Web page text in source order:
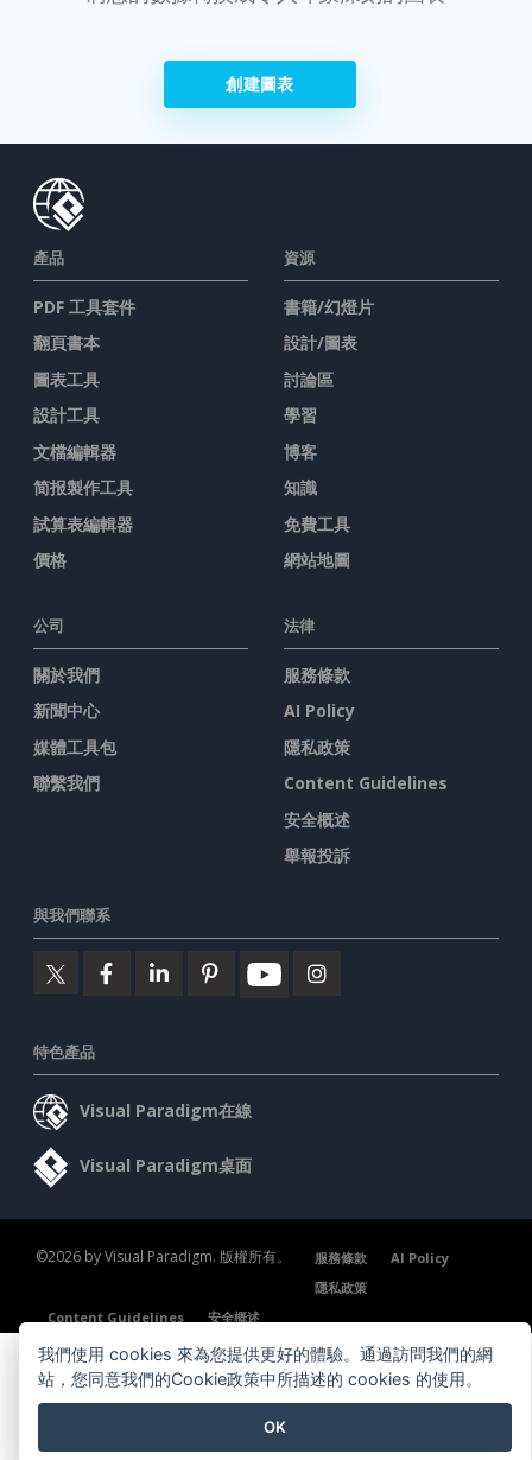
創建圖表
產品
PDF 工具套件
翻頁書本
圖表工具
設計工具
文檔編輯器
简报製作工具
試算表編輯器
價格
資源
書籍/幻燈片
設計/圖表
討論區
學習
博客
知識
免費工具
網站地圖
公司
關於我們
新聞中心
媒體工具包
聯繫我們
法律
服務條款
AI Policy
隱私政策
Content Guidelines
安全概述
舉報投訴
與我們聯系
特色產品
Visual Paradigm在線
Visual Paradigm桌面
©2026 by Visual Paradigm. 版權所有。 服務條款
AI Policy
隱私政策
Content Guidelines
安全概述
我們使用 cookies 來為您提供更好的體驗。通過訪問我們的網
站，您同意我們的Cookie政策中所描述的 cookies 的使用。
OK